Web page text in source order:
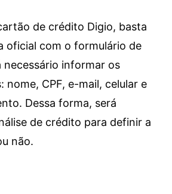
de crédito Digio, basta
oficial com o formulário de
necessário informar os
nome, CPF, e-mail, celular e
Dessa forma, será
de crédito para definir a
não.